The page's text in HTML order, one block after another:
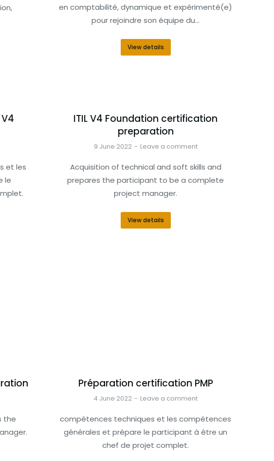
en comptabilité, dynamique et expérimenté(e)
pour rejoindre son équipe du…
View details
et les
le
ITIL V4 Foundation certification
preparation
9 June 2022 Leave a comment
Acquisition of technical and soft skills and
prepares the participant to be a complete
project manager.
View details
the
Préparation certification PMP
4 June 2022 Leave a comment
compétences techniques et les compétences
générales et prépare le participant à être un
chef de projet complet.